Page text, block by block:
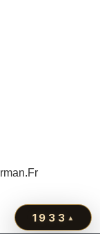
1933 ▴